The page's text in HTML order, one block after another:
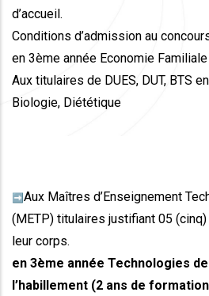
d’accueil.
Conditions d’admission au
en 3ème année Economie
Aux titulaires de DUES, DUT, BTS
Biologie, Diététique
➡️ Aux Maîtres d’Enseignement
(METP) titulaires justifiant 05 (cinq)
leur corps.
en 3ème année Technologies
l’habillement (2 ans de